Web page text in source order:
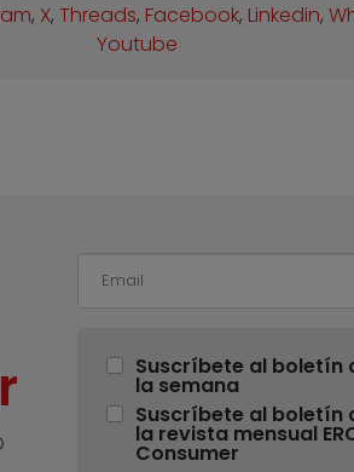
, X,Threads, Facebook, Linkedin,
Youtube
Suscríbete al boletín
la semana
Suscríbete al boletín
la revista mensual
Consumer